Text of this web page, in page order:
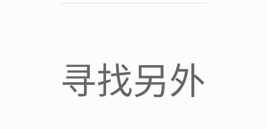
寻找另外